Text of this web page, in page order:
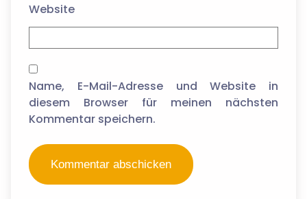
Website
Name, E-Mail-Adresse und Website in
diesem Browser für meinen nächsten
Kommentar speichern.